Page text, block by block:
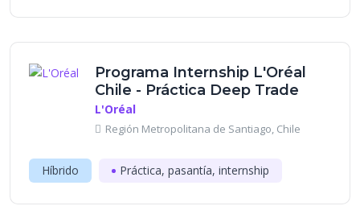
Programa Internship L'Oréal
Chile - Práctica Deep Trade
L'Oréal
Región Metropolitana de Santiago, Chile
Híbrido Práctica, pasantía, internship